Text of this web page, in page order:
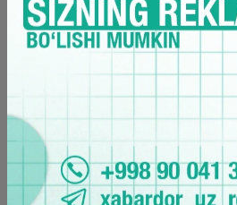
Superkompyuter JCH g‘olibligi
yangiladi
12:57 / 12.07.2026
Rubio: “AQSh Ukrainadagi
yagona mamlakat”
15:45 / 22.07.2026